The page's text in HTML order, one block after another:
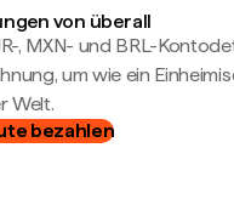
von überall
, MXN- und BRL-
um wie ein
Welt.
bezahlen